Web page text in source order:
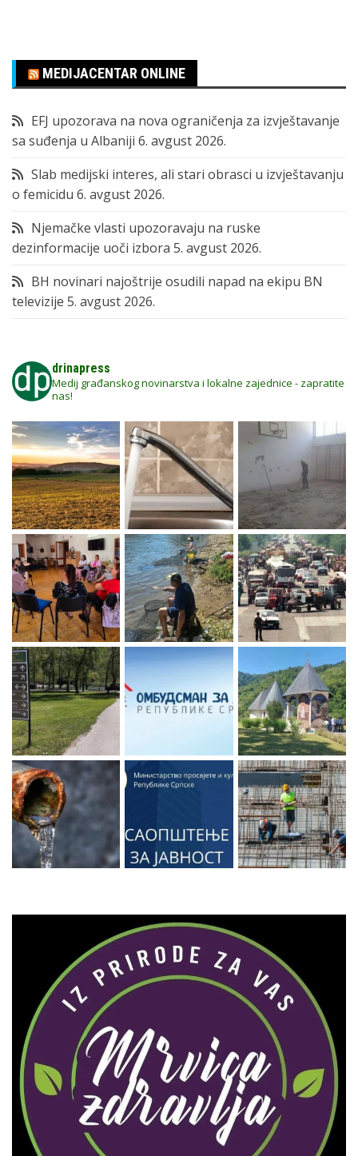
MEDIJACENTAR ONLINE
EFJ upozorava na nova ograničenja za izvještavanje
sa suđenja u Albaniji 6. avgust 2026.
Slab medijski interes, ali stari obrasci u izvještavanju
o femicidu 6. avgust 2026.
Njemačke vlasti upozoravaju na ruske
dezinformacije uoči izbora 5. avgust 2026.
BH novinari najoštrije osudili napad na ekipu BN
televizije 5. avgust 2026.
drinapress
Medij građanskog novinarstva i lokalne zajednice - zapratite
nas!